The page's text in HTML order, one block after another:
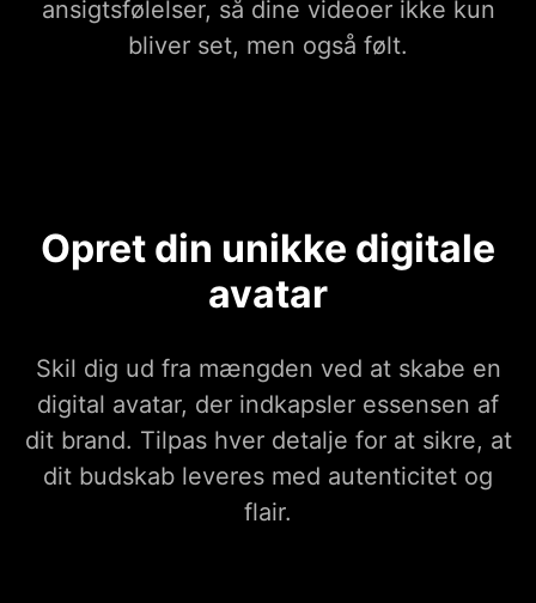
ansigtsfølelser, så dine videoer ikke kun
bliver set, men også følt.
Opret din unikke digitale
avatar
Skil dig ud fra mængden ved at skabe en
digital avatar, der indkapsler essensen af
dit brand. Tilpas hver detalje for at sikre, at
dit budskab leveres med autenticitet og
flair.